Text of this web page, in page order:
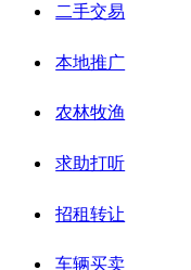
二手交易
本地推广
农林牧渔
求助打听
招租转让
车辆买卖